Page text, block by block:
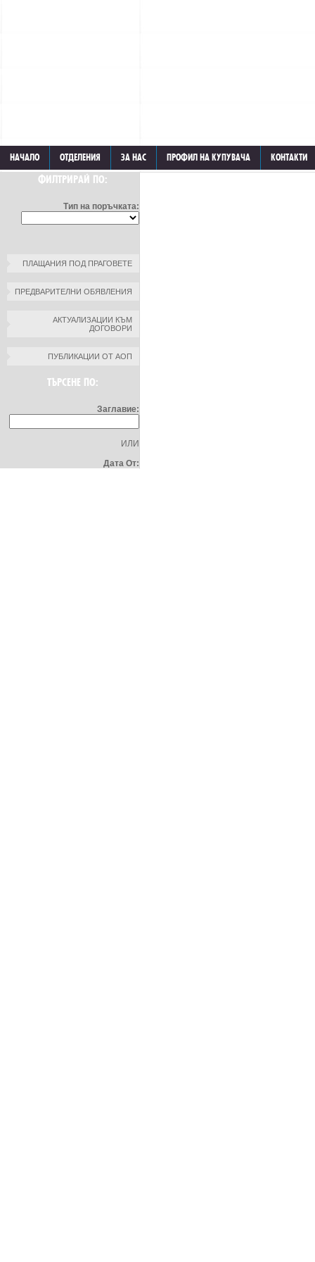
НАЧАЛО ОТДЕЛЕНИЯ ЗА НАС ПРОФИЛ НА КУПУВАЧА КОНТАКТИ
ФИЛТРИРАЙ ПО:
Тип на поръчката:
ПЛАЩАНИЯ ПОД ПРАГОВЕТЕ
ПРЕДВАРИТЕЛНИ ОБЯВЛЕНИЯ
АКТУАЛИЗАЦИИ КЪМ
ДОГОВОРИ
ПУБЛИКАЦИИ ОТ АОП
ТЪРСЕНЕ ПО:
Заглавие:
ИЛИ
Дата От: